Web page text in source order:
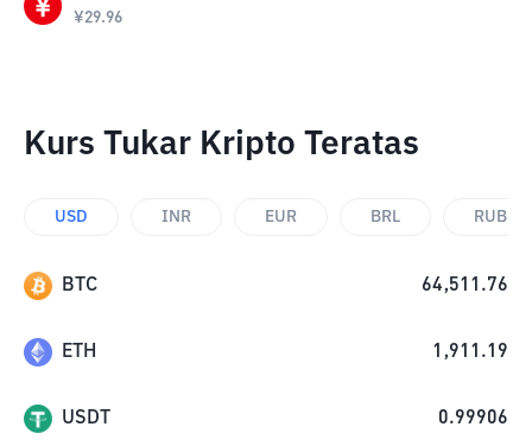
¥29.96
Kurs Tukar Kripto Teratas
USD INR EUR BRL RUB
BTC 64,511.76
ETH 1,911.19
USDT 0.99906